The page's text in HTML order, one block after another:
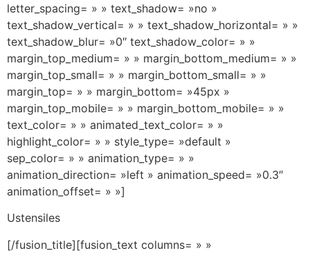
letter_spacing= » » text_shadow= »no »
text_shadow_vertical= » » text_shadow_horizontal= » »
text_shadow_blur= »0″ text_shadow_color= » »
margin_top_medium= » » margin_bottom_medium= » »
margin_top_small= » » margin_bottom_small= » »
margin_top= » » margin_bottom= »45px »
margin_top_mobile= » » margin_bottom_mobile= » »
text_color= » » animated_text_color= » »
highlight_color= » » style_type= »default »
sep_color= » » animation_type= » »
animation_direction= »left » animation_speed= »0.3″
animation_offset= » »]
Ustensiles
[/fusion_title][fusion_text columns= » »